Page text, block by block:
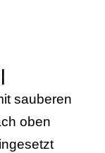
sauberen
oben